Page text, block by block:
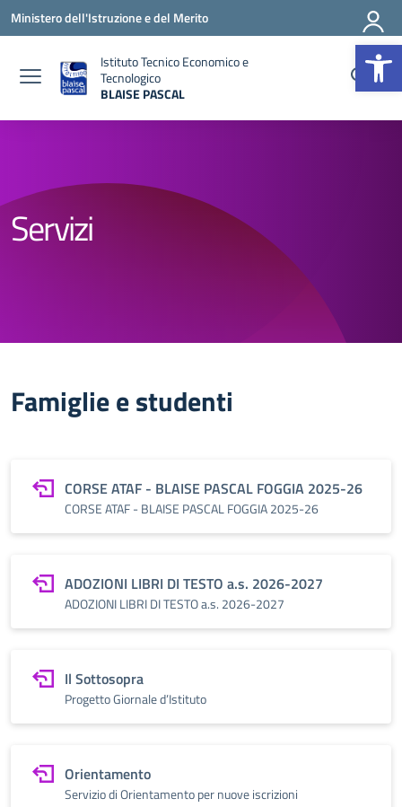
Vai ai contenuti
Vai al menu di navigazione
Vai al footer
Ministero dell'Istruzione e del Merito
Istituto Tecnico Economico e
Tecnologico
BLAISE PASCAL
Servizi
Famiglie e studenti
CORSE ATAF - BLAISE PASCAL FOGGIA 2025-26
CORSE ATAF - BLAISE PASCAL FOGGIA 2025-26
ADOZIONI LIBRI DI TESTO a.s. 2026-2027
ADOZIONI LIBRI DI TESTO a.s. 2026-2027
Il Sottosopra
Progetto Giornale d’Istituto
Orientamento
Servizio di Orientamento per nuove iscrizioni